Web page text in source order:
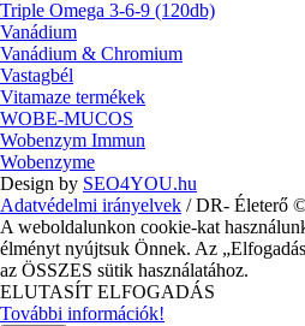
Triple Omega 3-6-9 (120db)
Vanádium
Vanádium & Chromium
Vastagbél
Vitamaze termékek
WOBE-MUCOS
Wobenzym Immun
Wobenzyme
Design by SEO4YOU.hu
Adatvédelmi irányelvek / DR- Életerő
A weboldalunkon cookie-kat
élményt nyújtsuk Önnek. Az
az ÖSSZES sütik használatához.
ELUTASÍT ELFOGADÁS
További információk!